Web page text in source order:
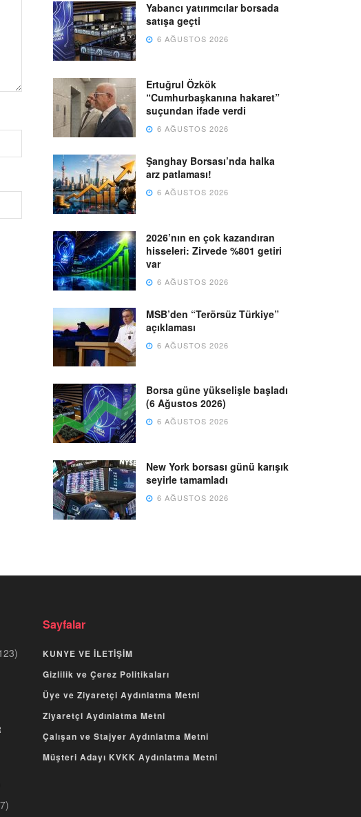
Yabancı yatırımcılar borsada
satışa geçti
6 AĞUSTOS 2026
Ertuğrul Özkök
“Cumhurbaşkanına hakaret”
suçundan ifade verdi
6 AĞUSTOS 2026
Şanghay Borsası’nda halka
arz patlaması!
6 AĞUSTOS 2026
2026’nın en çok kazandıran
hisseleri: Zirvede %801 getiri
var
6 AĞUSTOS 2026
MSB’den “Terörsüz Türkiye”
açıklaması
6 AĞUSTOS 2026
Borsa güne yükselişle başladı
(6 Ağustos 2026)
6 AĞUSTOS 2026
New York borsası günü karışık
seyirle tamamladı
6 AĞUSTOS 2026
Sayfalar
KUNYE VE İLETİŞİM
Gizlilik ve Çerez Politikaları
Üye ve Ziyaretçi Aydınlatma Metni
Ziyaretçi Aydınlatma Metni
Çalışan ve Stajyer Aydınlatma Metni
Müşteri Adayı KVKK Aydınlatma Metni